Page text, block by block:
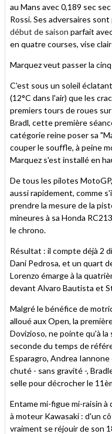
au Mans avec 0,189 sec
Rossi. Ses adversaires
début de saison parfait
en quatre courses, vise
Marquez veut passer la cinq
C'est sous un soleil
(12°C dans l'air) que les
premiers tours de roues
Bradl, cette première
catégorie reine poser sa
couper le souffle, à peine
Marquez s'est installé en
De tous les pilotes
aussi rapidement, comme
prendre la mesure de la
mineures à sa Honda
le chrono.
Résultat : il compte déjà 2
Dani Pedrosa, et un quart
Lorenzo émarge à la
devant Alvaro Bautista et
Malgré le bénéfice de
alloué aux Open, la
Dovizioso, ne pointe qu'à
seconde du temps de
Esparagro, Andrea
chuté - sans gravité -,
selle pour décrocher le
Entame mi-figue mi-raisin à
à moteur Kawasaki : d'un
vraiment se réjouir de son